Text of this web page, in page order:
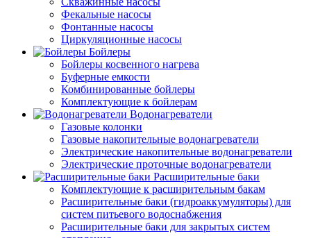
Фекальные насосы
Фонтанные насосы
Циркуляционные насосы
Бойлеры
Бойлеры косвенного нагрева
Буферные емкости
Комбинированные бойлеры
Комплектующие к бойлерам
Водонагреватели
Газовые колонки
Газовые накопительные водонагреватели
Электрические накопительные водонагреватели
Электрические проточные водонагреватели
Расширительные баки
Комплектующие к расширительным бакам
Расширительные баки (гидроаккумуляторы) для
систем питьевого водоснабжения
Расширительные баки для закрытых систем